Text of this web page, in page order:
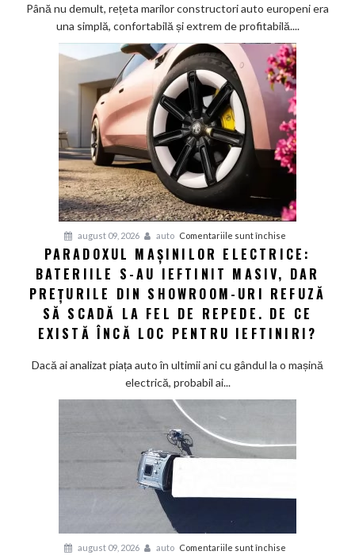
mașinile
din
Europa:
Cum
a
obligat
concurența
din
Asia
giganții
VW
să
schimbe
foaia
Până nu demult, rețeta marilor constructori auto europeni era
una simplă, confortabilă și extrem de profitabilă....
august 09, 2026 auto Comentariile sunt închise
Paradoxul
mașinilor
electrice:
au
masiv,
showroom-
uri
să
PARADOXUL MAȘINILOR ELECTRICE:
BATERIILE S-AU IEFTINIT MASIV, DAR
PREȚURILE DIN SHOWROOM-URI REFUZĂ
SĂ SCADĂ LA FEL DE REPEDE. DE CE
EXISTĂ ÎNCĂ LOC PENTRU IEFTINIRI?
Dacă ai analizat piața auto în ultimii ani cu gândul la o mașină
electrică, probabil ai...
august 09, 2026 auto Comentariile sunt închise